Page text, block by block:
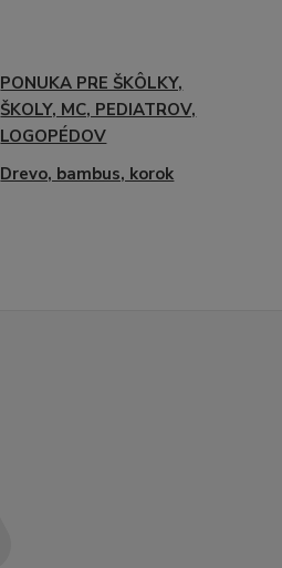
PONUKA PRE ŠKÔLKY,
ŠKOLY, MC, PEDIATROV,
LOGOPÉDOV
Drevo, bambus, korok